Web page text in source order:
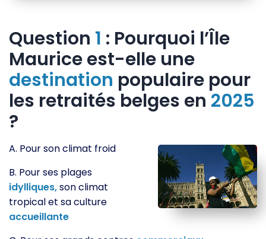
Question 1 : Pourquoi l’Île
Maurice est-elle une
destination populaire pour
les retraités belges en 2025
?
A. Pour son climat froid
B. Pour ses plages
idylliques,son climat
tropical et sa culture
accueillante